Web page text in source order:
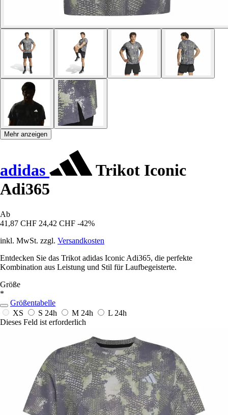
Mehr anzeigen
adidas
Trikot Iconic
Adi365
Ab
41,87 CHF 24,42 CHF -42%
inkl. MwSt. zzgl. Versandkosten
Entdecken Sie das Trikot adidas Iconic Adi365, die perfekte
Kombination aus Leistung und Stil für Laufbegeisterte.
Größe
*
Größentabelle
XS
S 24h M 24h L 24h
Dieses Feld ist erforderlich